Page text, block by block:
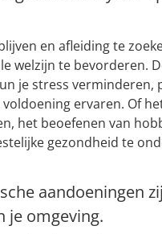
en afleiding te
welzijn te bevorderen.
je stress verminderen,
ervaren. Of
het beoefenen van
gezondheid te
aandoeningen
je omgeving.